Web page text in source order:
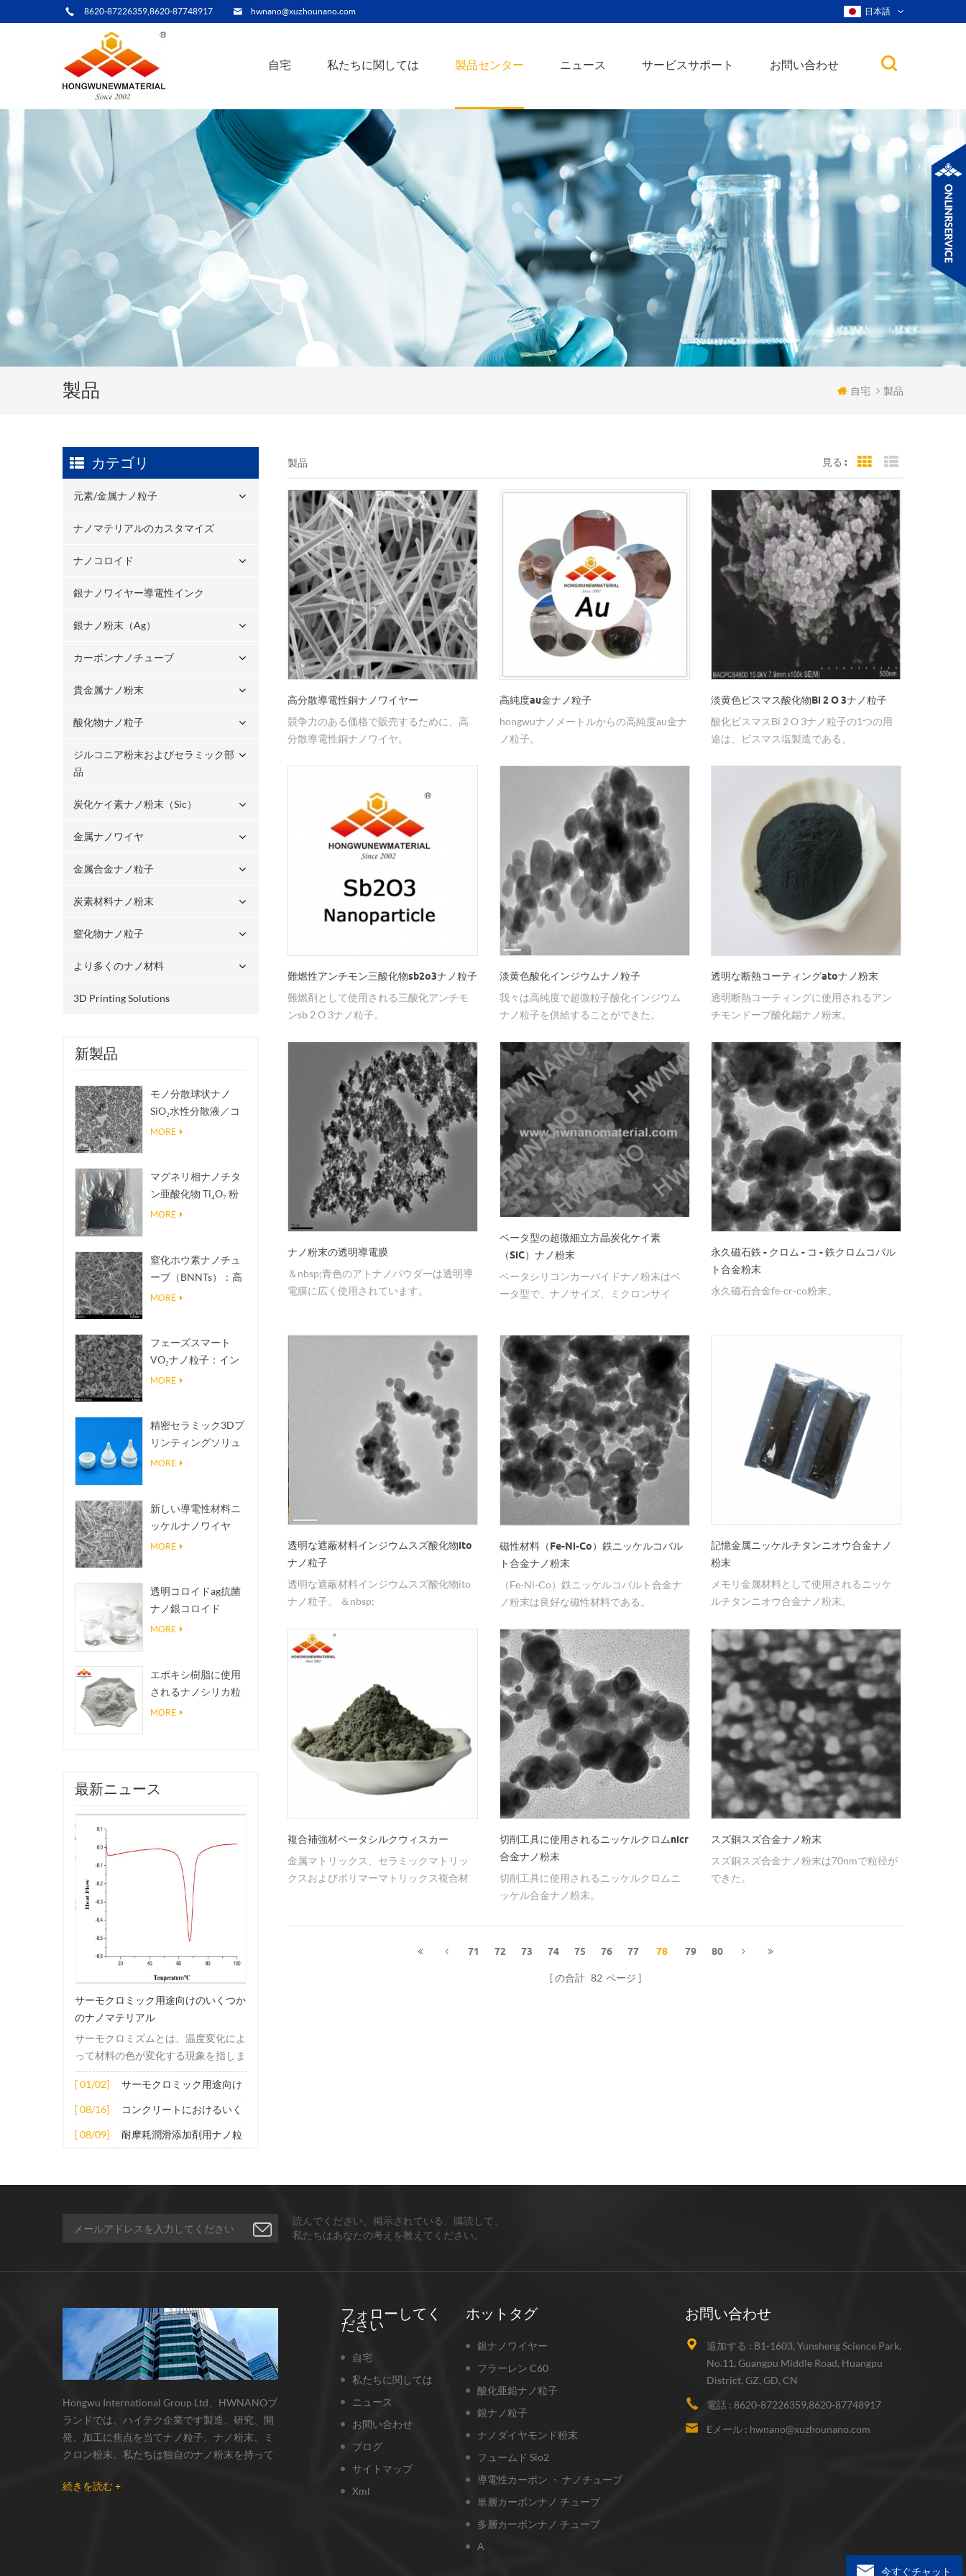
8620-87226359,8620-87748917 hwnano@xuzhounano.com 日本語
自宅 私たちに関しては 製品センター ニュース サービスサポート お問い合わせ
製品 自宅 製品
カテゴリ
元素/金属ナノ粒子
ナノマテリアルのカスタマイズ
ナノコロイド
銀ナノワイヤー導電性インク
銀ナノ粉末（ag）
カーボンナノチューブ
貴金属ナノ粉末
酸化物ナノ粒子
ジルコニア粉末およびセラミック部
品
炭化ケイ素ナノ粉末（sic）
金属ナノワイヤ
金属合金ナノ粒子
炭素材料ナノ粉末
窒化物ナノ粒子
より多くのナノ材料
3D Printing Solutions
新製品
モノ分散球状ナノ
SiO₂水性分散液／コ
ロイド
MORE
マグネリ相ナノチタ
ン亜酸化物 Ti₄O₇ 粉
末
MORE
窒化ホウ素ナノチュ
ーブ（BNNTs）：高
熱伝導放熱フィラー
MORE
フェーズスマート
VO₂ナノ粒子：イン
テリジェントな熱応
MORE
精密セラミック3Dプ
リンティングソリュ
ーションは不可能な
MORE
新しい導電性材料ニ
ッケルナノワイヤ
NINWS
MORE
透明コロイドag抗菌
ナノ銀コロイド
MORE
エポキシ樹脂に使用
されるナノシリカ粒
子、超疎水性コーテ
MORE
最新ニュース
サーモクロミック用途向けのいくつか
のナノマテリアル
サーモクロミズムとは、温度変化によ
って材料の色が変化する現象を指しま
す。この変化は通常、材料の電子構造
または分子構造の変化によって引き起
こされます。その適用原理には主に次
ミック材料の分子は、加熱されると構
の変化は、分子間の相互作用を変更し
たり、配向や立体構造を変更したりす
ることなどによって実現できます。 2.
[ 01/02]
サーモクロミック用途向け
[ 08/16]
コンクリートにおけるいく
つかのナノ材料の拡張応用
[ 08/09]
耐摩耗潤滑添加剤用ナノ粒
製品 見る : Grid View
高分散導電性銅ナノワイヤー
競争力のある価格で販売するために、高
分散導電性銅ナノワイヤ。
高純度au金ナノ粒子
hongwuナノメートルからの高純度au金ナ
ノ粒子。
淡黄色ビスマス酸化物Bi 2 O 3ナノ粒子
酸化ビスマスBi 2 O 3ナノ粒子の1つの用
途は、ビスマス塩製造である。
難燃性アンチモン三酸化物sb2o3ナノ粒子
難燃剤として使用される三酸化アンチモ
ンsb 2 O 3ナノ粒子。
淡黄色酸化インジウムナノ粒子
我々は高純度で超微粒子酸化インジウム
ナノ粒子を供給することができた。
透明な断熱コーティングatoナノ粉末
透明断熱コーティングに使用されるアン
チモンドープ酸化錫ナノ粉末。
ナノ粉末の透明導電膜
＆nbsp;青色のアトナノパウダーは透明導
電膜に広く使用されています。
ベータ型の超微細立方晶炭化ケイ素
（SiC）ナノ粉末
ベータシリコンカーバイドナノ粉末はベ
ータ型で、ナノサイズ、ミクロンサイ
永久磁石鉄 - クロム - コ - 鉄クロムコバル
ト合金粉末
永久磁石合金fe-cr-co粉末。
透明な遮蔽材料インジウムスズ酸化物ito
ナノ粒子
透明な遮蔽材料インジウムスズ酸化物ito
ナノ粒子。 ＆nbsp;
磁性材料（Fe-Ni-Co）鉄ニッケルコバル
ト合金ナノ粉末
（Fe-Ni-Co）鉄ニッケルコバルト合金ナ
ノ粉末は良好な磁性材料である。
記憶金属ニッケルチタンニオウ合金ナノ
粉末
メモリ金属材料として使用されるニッケ
ルチタンニオウ合金ナノ粉末。
複合補強材ベータシルクウィスカー
金属マトリックス、セラミックマトリッ
クスおよびポリマーマトリックス複合材
切削工具に使用されるニッケルクロムnicr
合金ナノ粉末
切削工具に使用されるニッケルクロムニ
ッケル合金ナノ粉末。
スズ銅スズ合金ナノ粉末
スズ銅スズ合金ナノ粉末は70nmで粒径が
できた。
71 72 73 74 75 76 77 78 79 80
の合計 82 ページ
読んでください、掲示されている、購読して、
私たちはあなたの考えを教えてください。
フォローしてく
ださい
自宅
私たちに関しては
ニュース
お問い合わせ
ブログ
サイトマップ
Xml
ホットタグ
銀ナノワイヤー
フラーレン C60
酸化亜鉛ナノ粒子
銀ナノ粒子
ナノダイヤモンド粉末
フュームド Sio2
導電性カーボン ・ ナノチューブ
単層カーボンナノ チューブ
多層カーボンナノ チューブ
A
お問い合わせ
追加する : B1-1603, Yunsheng Science Park,
No.11, Guangpu Middle Road, Huangpu
District, GZ, GD, CN
電話 : 8620-87226359,8620-87748917
Eメール : hwnano@xuzhounano.com
Hongwu International Group Ltd、HWNANOブ
ランドでは、ハイテク企業です製造、研究、開
発、加工に焦点を当てナノ粒子、ナノ粉末、ミ
クロン粉末。私たちは独自のナノ粉末を持って
省にあり、主に 銀ナノ粒子 、 銅ナノ粒子 、 炭
続きを読む +
今すぐチャット